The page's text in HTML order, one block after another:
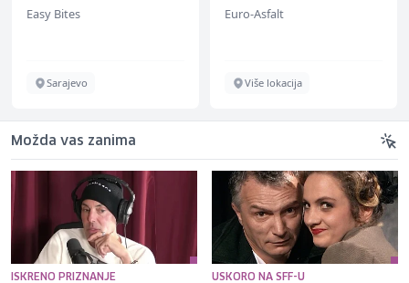
ž)
Easy Bites
Sarajevo
Euro-Asfalt
Više lokacija
Možda vas zanima
ISKRENO PRIZNANJE USKORO NA SFF-U